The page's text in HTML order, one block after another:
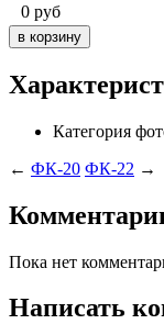
0 руб
Категория
← ФК-20 ФК-22 →
Пока нет
Написать